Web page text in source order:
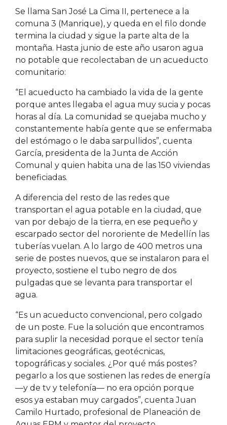
Se llama San José La Cima II, pertenece a la
comuna 3 (Manrique), y queda en el filo donde
termina la ciudad y sigue la parte alta de la
montaña. Hasta junio de este año usaron agua
no potable que recolectaban de un acueducto
comunitario:
“El acueducto ha cambiado la vida de la gente
porque antes llegaba el agua muy sucia y pocas
horas al día. La comunidad se quejaba mucho y
constantemente había gente que se enfermaba
del estómago o le daba sarpullidos”, cuenta
García, presidenta de la Junta de Acción
Comunal y quien habita una de las 150 viviendas
beneficiadas.
A diferencia del resto de las redes que
transportan el agua potable en la ciudad, que
van por debajo de la tierra, en ese pequeño y
escarpado sector del nororiente de Medellín las
tuberías vuelan. A lo largo de 400 metros una
serie de postes nuevos, que se instalaron para el
proyecto, sostiene el tubo negro de dos
pulgadas que se levanta para transportar el
agua.
“Es un acueducto convencional, pero colgado
de un poste. Fue la solución que encontramos
para suplir la necesidad porque el sector tenía
limitaciones geográficas, geotécnicas,
topográficas y sociales. ¿Por qué más postes?
pegarlo a los que sostienen las redes de energía
—y de tv y telefonía— no era opción porque
esos ya estaban muy cargados”, cuenta Juan
Camilo Hurtado, profesional de Planeación de